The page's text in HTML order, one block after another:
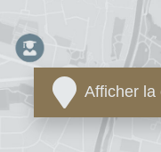
Afficher la